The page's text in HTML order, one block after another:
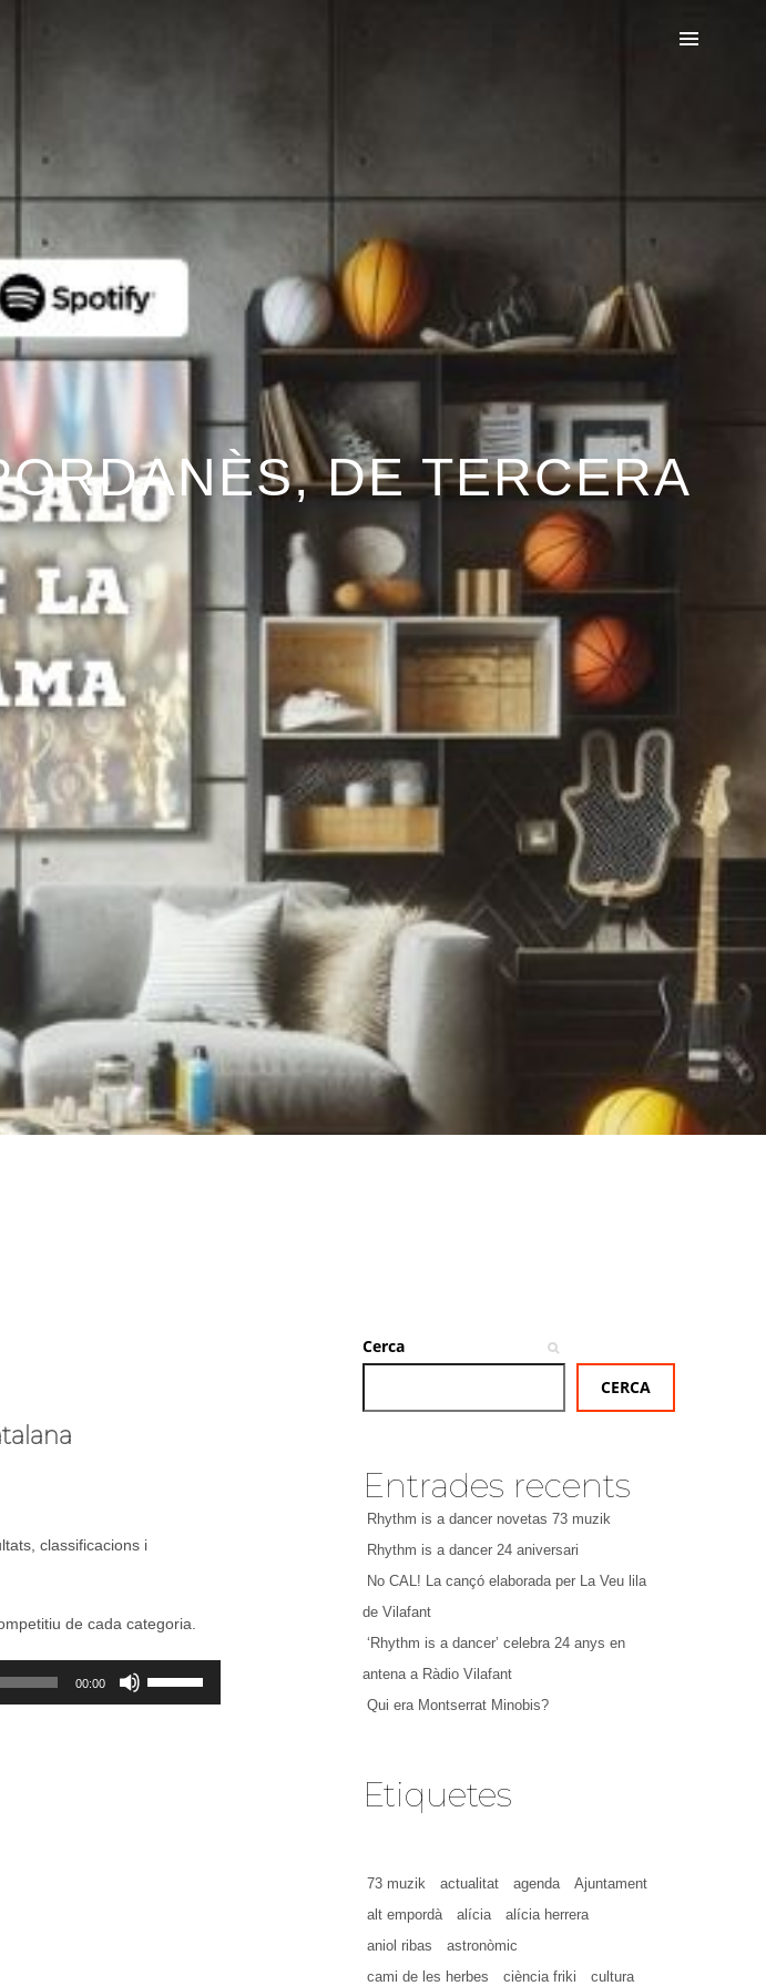
DE TERCERA
classificacions i
de cada categoria.
00:00
Cerca
CERCA
Entrades recents
Rhythm is a dancer novetas 73 muzik
Rhythm is a dancer 24 aniversari
No CAL! La cançó elaborada per La Veu lila
de Vilafant
‘Rhythm is a dancer’ celebra 24 anys en
antena a Ràdio Vilafant
Qui era Montserrat Minobis?
Etiquetes
73 muzik actualitat agenda
Ajuntament
alt empordà
alícia
alícia herrera
aniol ribas
astronòmic
cami de les herbes
ciència friki
cultura